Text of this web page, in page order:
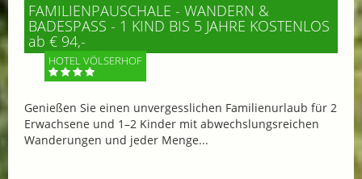
FAMILIENPAUSCHALE - WANDERN &
BADESPASS - 1 KIND BIS 5 JAHRE KOSTENLOS
ab € 94,-
HOTEL VÖLSERHOF
Genießen Sie einen unvergesslichen Familienurlaub für 2
Erwachsene und 1–2 Kinder mit abwechslungsreichen
Wanderungen und jeder Menge...